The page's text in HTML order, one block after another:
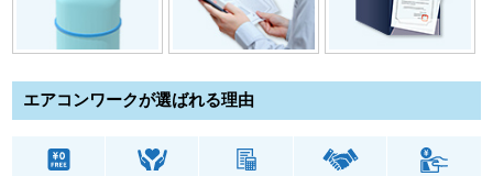
エアコンワークが選ばれる理由